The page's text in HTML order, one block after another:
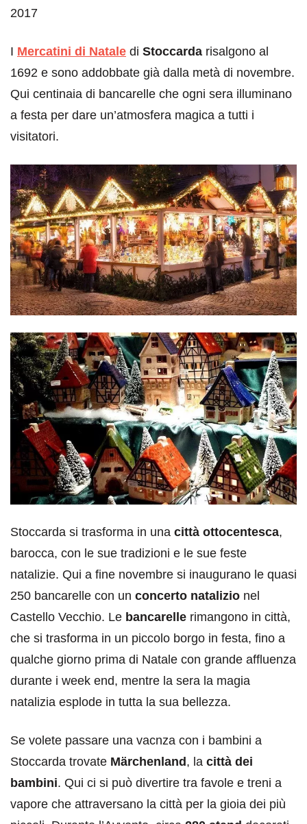
2017
I Mercatini di Natale di Stoccarda risalgono al
1692 e sono addobbate già dalla metà di novembre.
Qui centinaia di bancarelle che ogni sera illuminano
a festa per dare un’atmosfera magica a tutti i
visitatori.
Stoccarda si trasforma in una città ottocentesca,
barocca, con le sue tradizioni e le sue feste
natalizie. Qui a fine novembre si inaugurano le quasi
250 bancarelle con un concerto natalizio nel
Castello Vecchio. Le bancarelle rimangono in città,
che si trasforma in un piccolo borgo in festa, fino a
qualche giorno prima di Natale con grande affluenza
durante i week end, mentre la sera la magia
natalizia esplode in tutta la sua bellezza.
Se volete passare una vacnza con i bambini a
Stoccarda trovate Märchenland , la città dei
bambini. Qui ci si può divertire tra favole e treni a
vapore che attraversano la città per la gioia dei più